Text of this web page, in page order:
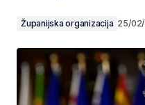
Županijska organizacija 25/